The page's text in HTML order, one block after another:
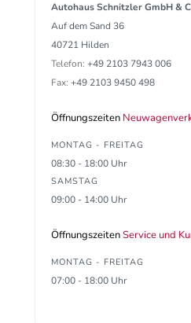
Autohaus Schnitzler GmbH &
Auf dem Sand 36
40721 Hilden
Telefon: +49 2103 7943 006
Fax: +49 2103 9450 498
Öffnungszeiten
MONTAG - FREITAG
08:30 - 18:00 Uhr
SAMSTAG
09:00 - 14:00 Uhr
ÖffnungszeitenService und
MONTAG - FREITAG
07:00 - 18:00 Uhr